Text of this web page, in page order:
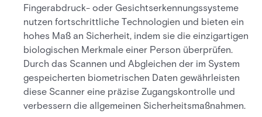
Fingerabdruck- oder Gesichtserkennungssysteme
nutzen fortschrittliche Technologien und bieten ein
hohes Maß an Sicherheit, indem sie die einzigartigen
biologischen Merkmale einer Person überprüfen.
Durch das Scannen und Abgleichen der im System
gespeicherten biometrischen Daten gewährleisten
diese Scanner eine präzise Zugangskontrolle und
verbessern die allgemeinen Sicherheitsmaßnahmen.